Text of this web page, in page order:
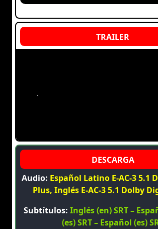
Audio: Español Latino E-AC-3 5.1
Plus, Inglés E-AC-3 5.1 Dolby
Subtítulos: Inglés (en) SRT –
(es) SRT – Español (es)